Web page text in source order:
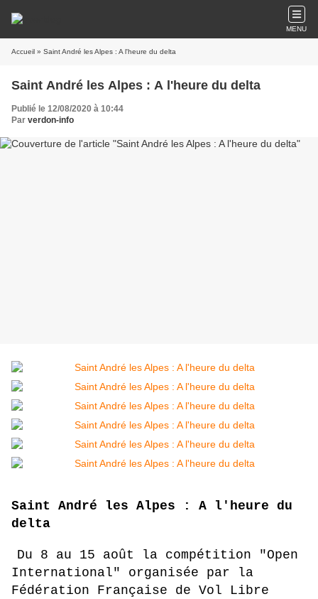
MENU
Accueil » Saint André les Alpes : A l'heure du delta
Saint André les Alpes : A l'heure du delta
Publié le 12/08/2020 à 10:44
Par verdon-info
Saint André les Alpes : A l'heure du
delta
Du 8 au 15 août la compétition "Open
International" organisée par la
Fédération Française de Vol Libre